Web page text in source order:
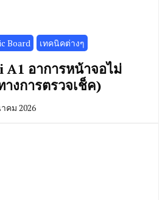
Board เทคนิคต่างๆ
อาการหน้าจอไม่
งการตรวจเช็ค)
คม 2026